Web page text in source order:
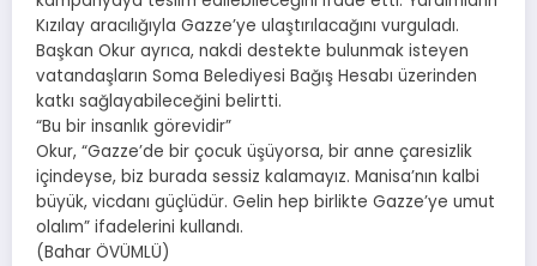
Kızılay aracılığıyla Gazze’ye ulaştırılacağını vurguladı.
Başkan Okur ayrıca, nakdi destekte bulunmak isteyen
vatandaşların Soma Belediyesi Bağış Hesabı üzerinden
katkı sağlayabileceğini belirtti.
“Bu bir insanlık görevidir”
Okur, “Gazze’de bir çocuk üşüyorsa, bir anne çaresizlik
içindeyse, biz burada sessiz kalamayız. Manisa’nın kalbi
büyük, vicdanı güçlüdür. Gelin hep birlikte Gazze’ye umut
olalım” ifadelerini kullandı.
(Bahar ÖVÜMLÜ)